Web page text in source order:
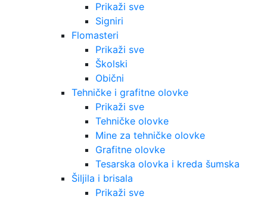
Prikaži sve
Signiri
Flomasteri
Prikaži sve
Školski
Obični
Tehničke i grafitne olovke
Prikaži sve
Tehničke olovke
Mine za tehničke olovke
Grafitne olovke
Tesarska olovka i kreda šumska
Šiljila i brisala
Prikaži sve